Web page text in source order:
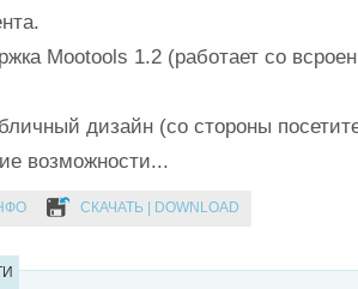
Mootools 1.2 (работает со
дизайн (со стороны
возможности...
СКАЧАТЬ | DOWNLOAD